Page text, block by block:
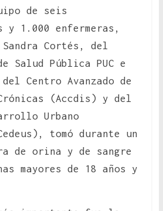
de seis
y 1.000 enfermeras,
Cortés, del
Salud Pública PUC e
Centro Avanzado de
Crónicas (Accdis) y del
Urbano
tomó durante un
de orina y de sangre
mayores de 18 años y